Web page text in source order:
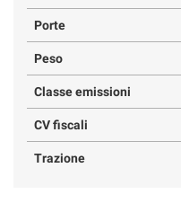
Porte
Peso
Classe emissioni
CV fiscali
Trazione